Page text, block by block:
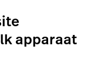
apparaat